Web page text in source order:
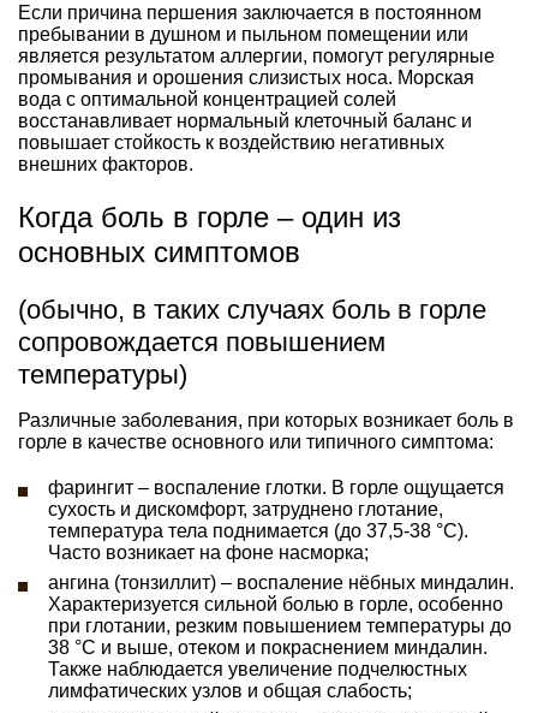
Если причина першения заключается в постоянном
пребывании в душном и пыльном помещении или
является результатом аллергии, помогут регулярные
промывания и орошения слизистых носа. Морская
вода с оптимальной концентрацией солей
восстанавливает нормальный клеточный баланс и
повышает стойкость к воздействию негативных
внешних факторов.
Когда боль в горле – один из
основных симптомов
(обычно, в таких случаях боль в горле
сопровождается повышением
температуры)
Различные заболевания, при которых возникает боль в
горле в качестве основного или типичного симптома:
фарингит – воспаление глотки. В горле ощущается
сухость и дискомфорт, затруднено глотание,
температура тела поднимается (до 37,5-38 °C).
Часто возникает на фоне насморка;
ангина (тонзиллит) – воспаление нёбных миндалин.
Характеризуется сильной болью в горле, особенно
при глотании, резким повышением температуры до
38 °C и выше, отеком и покраснением миндалин.
Также наблюдается увеличение подчелюстных
лимфатических узлов и общая слабость;